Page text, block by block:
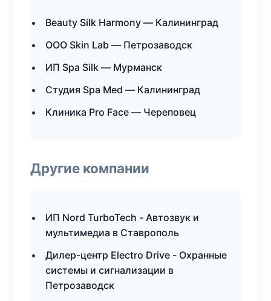
Beauty Silk Harmony — Калининград
ООО Skin Lab — Петрозаводск
ИП Spa Silk — Мурманск
Студия Spa Med — Калининград
Клиника Pro Face — Череповец
Другие компании
ИП Nord TurboTech - Автозвук и
мультимедиа в Ставрополь
Дилер-центр Electro Drive - Охранные
системы и сигнализации в
Петрозаводск